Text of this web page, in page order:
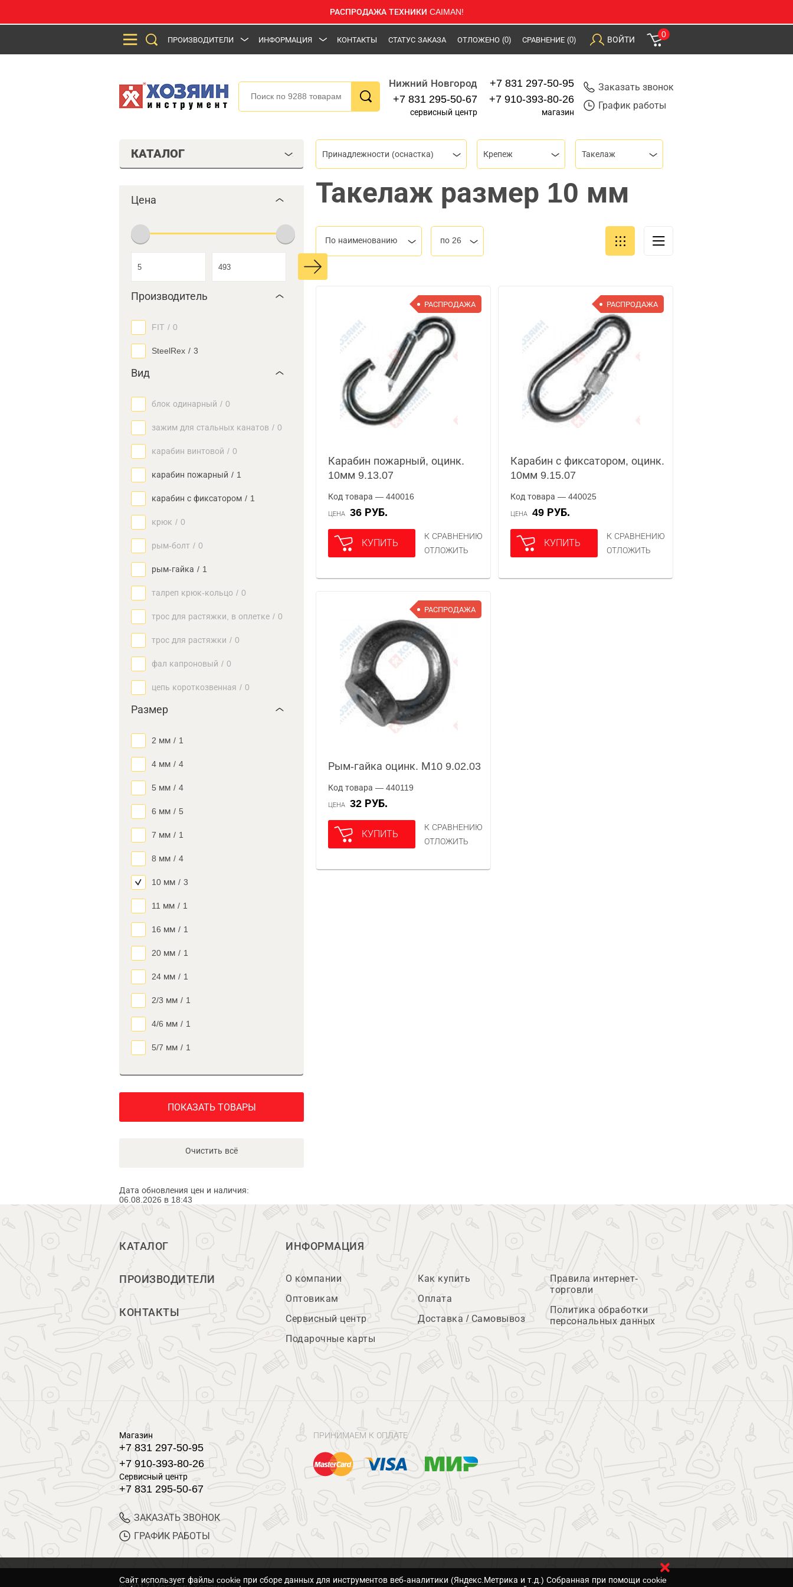
РАСПРОДАЖА ТЕХНИКИ CAIMAN!
ПРОИЗВОДИТЕЛИ ИНФОРМАЦИЯ КОНТАКТЫ СТАТУС ЗАКАЗА ОТЛОЖЕНО (0) СРАВНЕНИЕ (0) ВОЙТИ
0
Нижний Новгород
+7 831 295-50-67
сервисный центр
+7 831 297-50-95
+7 910-393-80-26
магазин
Заказать звонок
График работы
КАТАЛОГ
Цена
Производитель
FIT / 0
SteelRex / 3
Вид
блок одинарный / 0
зажим для стальных канатов / 0
карабин винтовой / 0
карабин пожарный / 1
карабин с фиксатором / 1
крюк / 0
рым-болт / 0
рым-гайка / 1
талреп крюк-кольцо / 0
трос для растяжки, в оплетке / 0
трос для растяжки / 0
фал капроновый / 0
цепь короткозвенная / 0
Размер
2 мм / 1
4 мм / 4
5 мм / 4
6 мм / 5
7 мм / 1
8 мм / 4
10 мм / 3
11 мм / 1
16 мм / 1
20 мм / 1
24 мм / 1
2/3 мм / 1
4/6 мм / 1
5/7 мм / 1
ПОКАЗАТЬ ТОВАРЫ
Очистить всё
Дата обновления цен и наличия:
06.08.2026 в 18:43
Принадлежности (оснастка) Крепеж Такелаж
Такелаж размер 10 мм
По наименованию по 26
РАСПРОДАЖА
Карабин пожарный, оцинк.
10мм 9.13.07
Код товара — 440016
ЦЕНА 36 РУБ.
КУПИТЬ
К СРАВНЕНИЮ
ОТЛОЖИТЬ
РАСПРОДАЖА
Карабин с фиксатором, оцинк.
10мм 9.15.07
Код товара — 440025
ЦЕНА 49 РУБ.
КУПИТЬ
К СРАВНЕНИЮ
ОТЛОЖИТЬ
РАСПРОДАЖА
Рым-гайка оцинк. М10 9.02.03
Код товара — 440119
ЦЕНА 32 РУБ.
КУПИТЬ
К СРАВНЕНИЮ
ОТЛОЖИТЬ
КАТАЛОГ
ПРОИЗВОДИТЕЛИ
КОНТАКТЫ
ИНФОРМАЦИЯ
О компании
Оптовикам
Сервисный центр
Подарочные карты
Как купить
Оплата
Доставка / Самовывоз
Правила интернет-
торговли
Политика обработки
персональных данных
Магазин
+7 831 297-50-95
+7 910-393-80-26
Сервисный центр
+7 831 295-50-67
ЗАКАЗАТЬ ЗВОНОК
ГРАФИК РАБОТЫ
ПРИНИМАЕМ К ОПЛАТЕ
Cайт использует файлы cookie при сборе данных для инструментов веб-аналитики (Яндекс.Метрика и т.д.) Собранная при помощи cookie